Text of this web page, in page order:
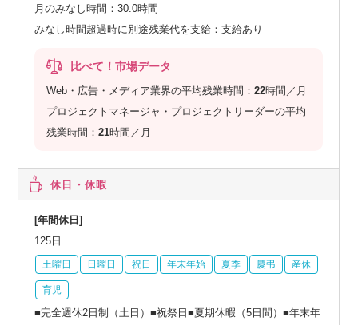
月のみなし時間：30.0時間
みなし時間超過時に別途残業代を支給：支給あり
比べて！市場データ
Web・広告・メディア業界の平均残業時間：22時間／月
プロジェクトマネージャ・プロジェクトリーダーの平均
残業時間：21時間／月
休日・休暇
[年間休日]
125日
土曜日 日曜日 祝日 年末年始 夏季 慶弔 産休
育児
■完全週休2日制（土日）■祝祭日■夏期休暇（5日間）■年末年